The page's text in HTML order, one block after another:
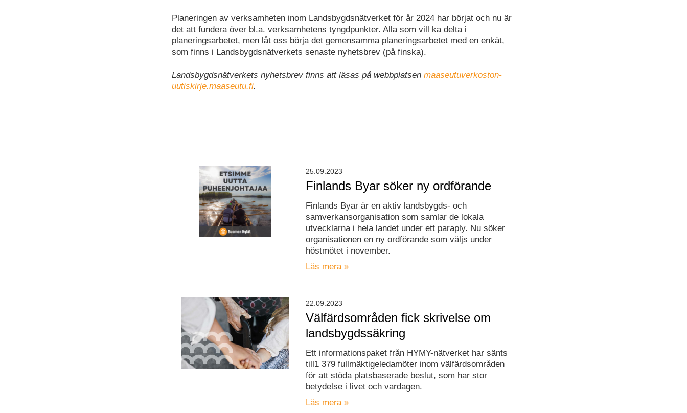
Planeringen av verksamheten inom Landsbygdsnätverket för år 2024 har börjat och nu är
det att fundera över bl.a. verksamhetens tyngdpunkter. Alla som vill ka delta i
planeringsarbetet, men låt oss börja det gemensamma planeringsarbetet med en enkät,
som finns i Landsbygdsnätverkets senaste nyhetsbrev (på finska).
Landsbygdsnätverkets nyhetsbrev finns att läsas på webbplatsen maaseutuverkoston-
uutiskirje.maaseutu.fi.
Finlands Byar söker ny ordförande
Finlands Byar är en aktiv landsbygds- och
samverkansorganisation som samlar de lokala
utvecklarna i hela landet under ett paraply. Nu söker
organisationen en ny ordförande som väljs under
höstmötet i november.
Läs mera »
25.09.2023
Välfärdsområden fick skrivelse om
landsbygdssäkring
Ett informationspaket från HYMY-nätverket har sänts
till1 379 fullmäktigeledamöter inom välfärdsområden
för att stöda platsbaserade beslut, som har stor
betydelse i livet och vardagen.
Läs mera »
22.09.2023